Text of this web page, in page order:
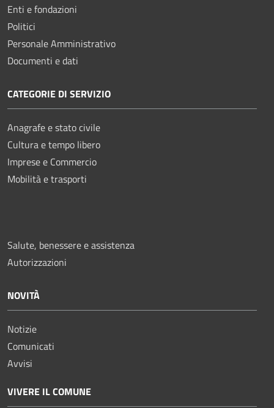
Enti e fondazioni
Politici
Personale Amministrativo
Documenti e dati
CATEGORIE DI SERVIZIO
Anagrafe e stato civile
Cultura e tempo libero
Imprese e Commercio
Mobilità e trasporti
Salute, benessere e assistenza
Autorizzazioni
NOVITÀ
Notizie
Comunicati
Avvisi
VIVERE IL COMUNE